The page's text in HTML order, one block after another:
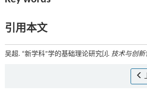
引用本文
吴超. “新学科”学的基础理论研究[J]. 技术与创新